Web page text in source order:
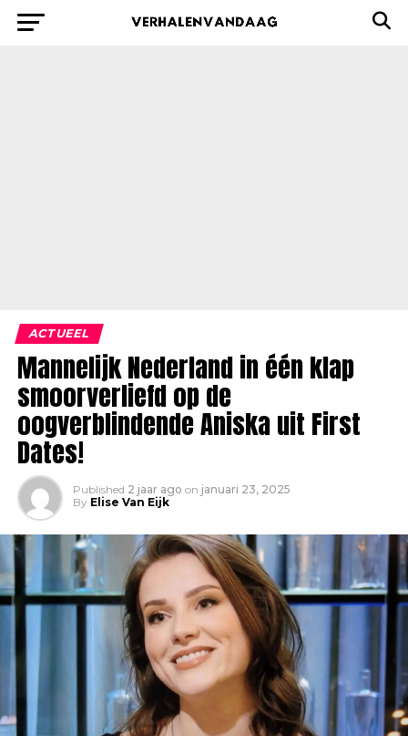
ACTUEEL
Mannelijk Nederland in één klap
smoorverliefd op de
oogverblindende Aniska uit First
Dates!
Published 2 jaar ago on januari 23, 2025
By Elise Van Eijk